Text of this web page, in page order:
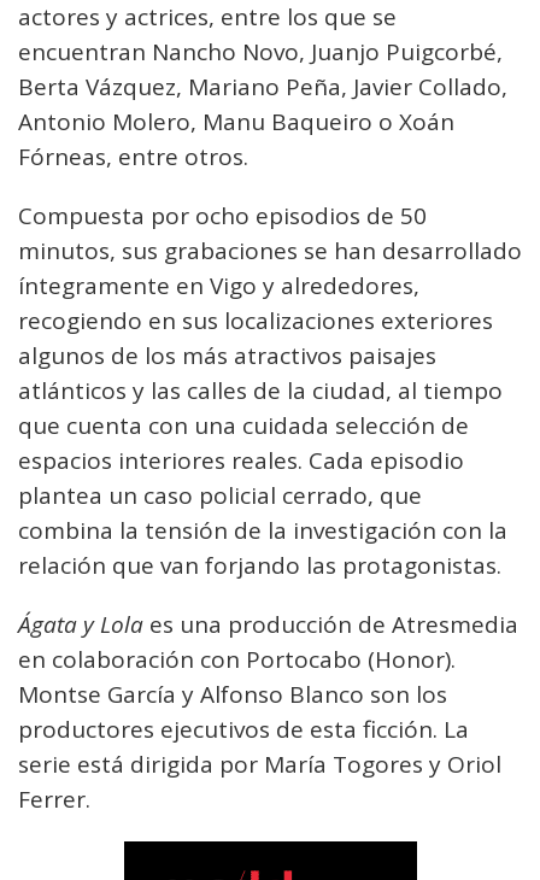
actores y actrices, entre los que se
encuentran Nancho Novo, Juanjo Puigcorbé,
Berta Vázquez, Mariano Peña, Javier Collado,
Antonio Molero, Manu Baqueiro o Xoán
Fórneas, entre otros.
Compuesta por ocho episodios de 50
minutos, sus grabaciones se han desarrollado
íntegramente en Vigo y alrededores,
recogiendo en sus localizaciones exteriores
algunos de los más atractivos paisajes
atlánticos y las calles de la ciudad, al tiempo
que cuenta con una cuidada selección de
espacios interiores reales. Cada episodio
plantea un caso policial cerrado, que
combina la tensión de la investigación con la
relación que van forjando las protagonistas.
Ágata y Lola es una producción de Atresmedia
en colaboración con Portocabo (Honor).
Montse García y Alfonso Blanco son los
productores ejecutivos de esta ficción. La
serie está dirigida por María Togores y Oriol
Ferrer.